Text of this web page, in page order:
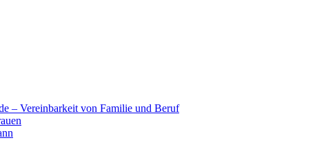
– Vereinbarkeit von Familie und Beruf